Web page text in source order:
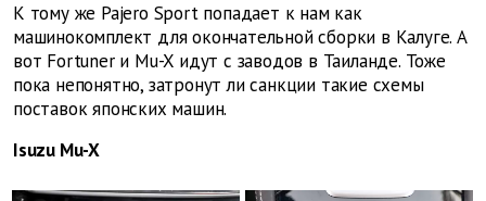
К тому же Pajero Sport попадает к нам как
машинокомплект для окончательной сборки в Калуге. А
вот Fortuner и Mu-X идут с заводов в Таиланде. Тоже
пока непонятно, затронут ли санкции такие схемы
поставок японских машин.
Isuzu Mu-X